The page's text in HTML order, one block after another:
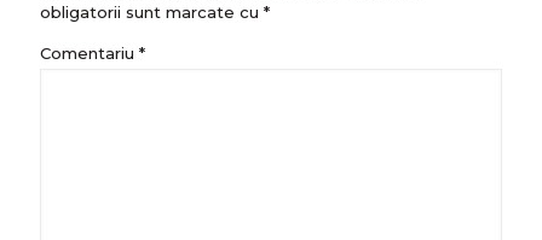
obligatorii sunt marcate cu *
Comentariu *